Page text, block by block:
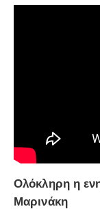
Ολόκληρη η
Μαρινάκη